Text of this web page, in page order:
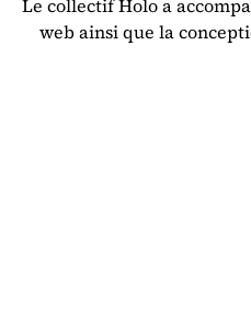
Le collectif Holo a
web ainsi que la